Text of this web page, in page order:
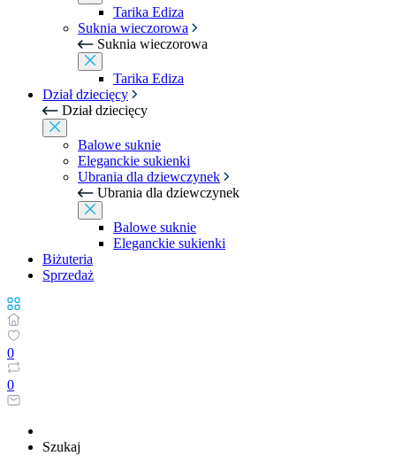
Tarika Ediza
Suknia wieczorowa
Suknia wieczorowa
Tarika Ediza
Dział dziecięcy
Dział dziecięcy
Balowe suknie
Eleganckie sukienki
Ubrania dla dziewczynek
Ubrania dla dziewczynek
Balowe suknie
Eleganckie sukienki
Biżuteria
Sprzedaż
0
0
Szukaj